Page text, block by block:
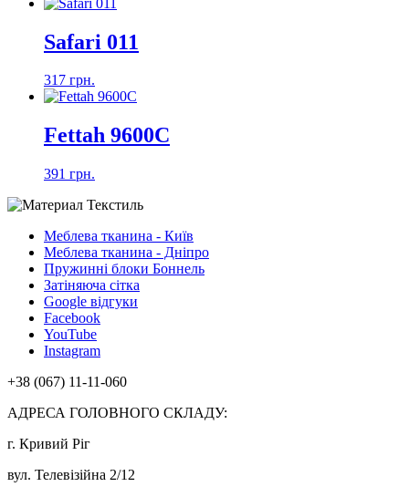
Safari 011
317 грн.
Fettah 9600C
391 грн.
Меблева тканина - Київ
Меблева тканина - Дніпро
Пружинні блоки Боннель
Затіняюча сітка
Google відгуки
Facebook
YouTube
Instagram
+38 (067) 11-11-060
АДРЕСА ГОЛОВНОГО СКЛАДУ:
г. Кривий Ріг
вул. Телевізійна 2/12